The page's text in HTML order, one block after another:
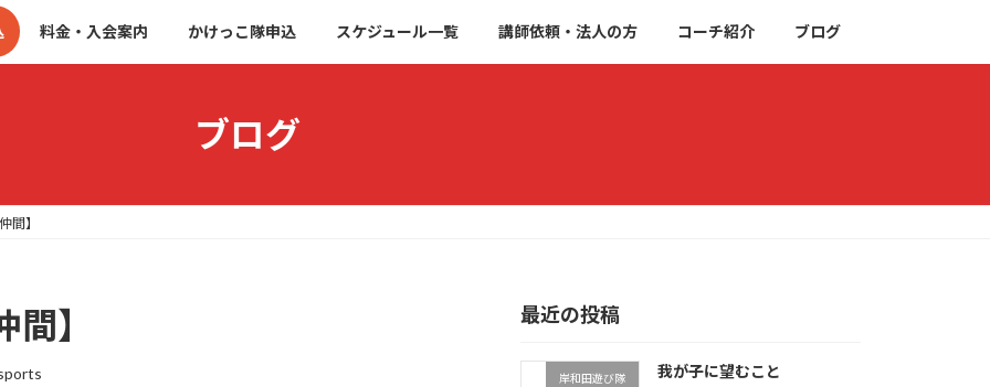
料金・入会案内 かけっこ隊申込 スケジュール一覧 講師依頼・法人の方 コーチ紹介 ブログ
ブログ
間】
】 最近の投稿
岸和田遊び隊 我が子に望むこと